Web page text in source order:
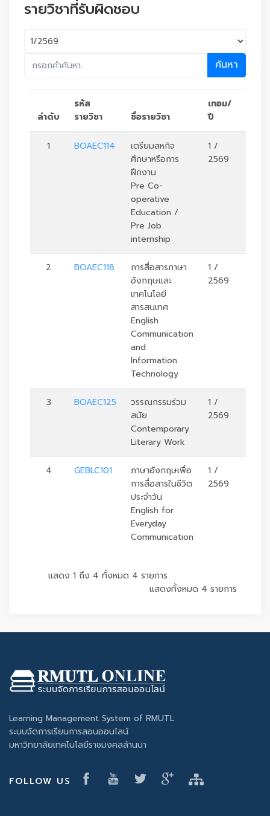
รายวิชาที่รับผิดชอบ
ค้นหา
ลำดับ
รหัส
รายวิชา
ชื่อรายวิชา
เทอม/
ปี
1 BOAEC114
เตรียมสหกิจ
ศึกษาหรือการ
ฝึกงาน
Pre Co-
operative
Education /
Pre Job
internship
1 /
2569
2 BOAEC118
การสื่อสารภาษา
อังกฤษและ
เทคโนโลยี
สารสนเทศ
English
Communication
and
Information
Technology
1 /
2569
3 BOAEC125
วรรณกรรมร่วม
สมัย
Contemporary
Literary Work
1 /
2569
4 GEBLC101
ภาษาอังกฤษเพื่อ
การสื่อสารในชีวิต
ประจำวัน
English for
Everyday
Communication
1 /
2569
แสดง 1 ถึง 4 ทั้งหมด 4 รายการ
แสดงทั้งหมด 4 รายการ
Learning Management System of RMUTL
ระบบจัดการเรียนการสอนออนไลน์
มหาวิทยาลัยเทคโนโลยีราชมงคลล้านนา
FOLLOW US